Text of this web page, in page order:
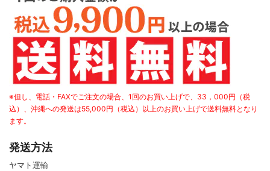
※但し、電話・FAXでご注文の場合、1回のお買い上げで、33，000円（税
込）、沖縄への発送は55,000円（税込）以上のお買い上げで送料無料となり
ます。
発送方法
ヤマト運輸